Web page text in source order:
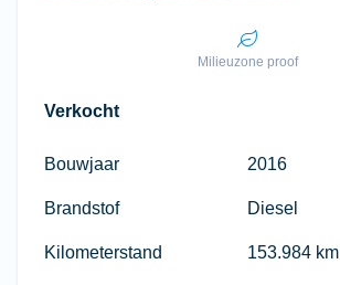
Milieuzone proof
Verkocht
Bouwjaar 2016
Brandstof Diesel
Kilometerstand 153.984 km